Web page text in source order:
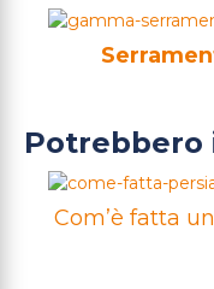
Potrebbero
Com’è fatta